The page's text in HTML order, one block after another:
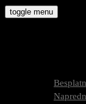
Skip
toggle menu